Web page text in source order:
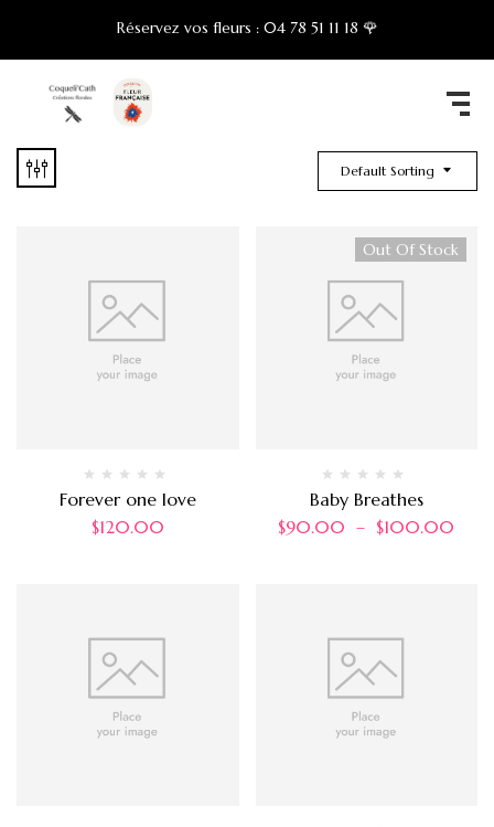
Réservez vos fleurs : 04 78 51 11 18 🌹
Default Sorting
Forever one love
$120.00
Out Of Stock
Baby Breathes
$90.00 – $100.00